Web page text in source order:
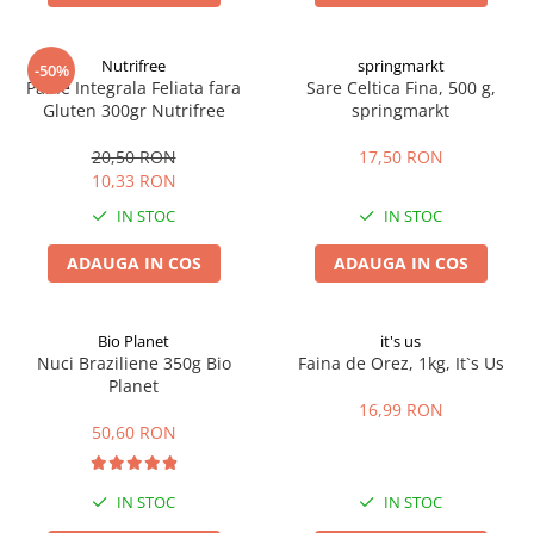
Cardiovasculare
Digestie
Imunitate
Memorie
Produse sanatate sexuala
Produse pentru Ea
Produse pentru sportivi
Suplimente fitness
Batoane proteice
Pentru antrenament
Mama si copilul
Produse pentru copii
Sarcina si alaptare
Ulei CBD
Unturi alimentare
Sucuri
Produse instant
Atelierul de cafea si ceaiuri
Ceaiuri simple
Ceaiuri medicinale compuse
Ceaiuri Maté
Cafea verde
Ulei de Cocos
-50% Nutrifree
Paine Integrala Feliata fara
Gluten 300gr Nutrifree
20,50 RON
10,33 RON
IN STOC
ADAUGA IN COS
springmarkt
Sare Celtica Fina, 500 g,
springmarkt
17,50 RON
IN STOC
ADAUGA IN COS
Bio Planet
Nuci Braziliene 350g Bio
Planet
50,60 RON
IN STOC
it's us
Faina de Orez, 1kg, It`s Us
16,99 RON
IN STOC